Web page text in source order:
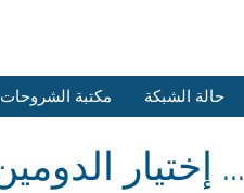
مكتبة الشروحات حالة الشبكة
إختيار الدومين ...